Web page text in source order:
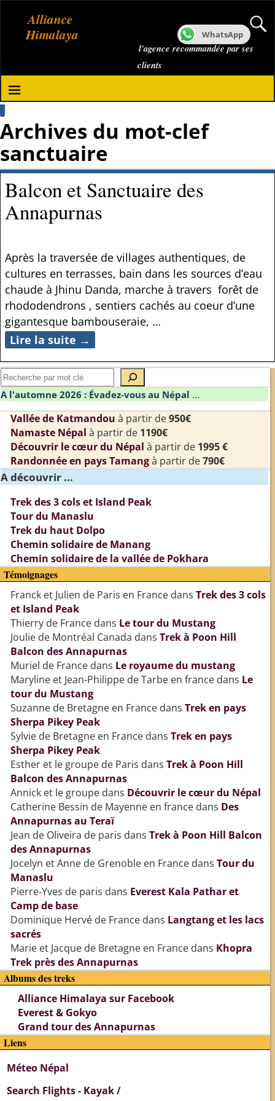
Alliance
Himalaya
l'agence recommandée par ses
clients
Archives du mot-clef
sanctuaire
Balcon et Sanctuaire des
Annapurnas
Après la traversée de villages authentiques, de
cultures en terrasses, bain dans les sources d’eau
chaude à Jhinu Danda, marche à travers forêt de
rhododendrons , sentiers cachés au coeur d’une
gigantesque bambouseraie, …
Lire la suite →
A l'automne 2026 : Évadez-vous au Népal ...
Vallée de Katmandou à partir de950€
Namaste Népal à partir de 1190€
Découvrir le cœur du Népal à partir de 1995 €
Randonnée en pays Tamangà partir de790€
A découvrir ...
Trek des 3 cols et Island Peak
Tour du Manaslu
Trek du haut Dolpo
Chemin solidaire de Manang
Chemin solidaire de la vallée de Pokhara
Témoignages
Franck et Julien de Paris en Francedans Trek des 3 cols
et Island Peak
Thierry de Francedans Le tour du Mustang
Joulie de Montréal Canada dans Trek à Poon Hill
Balcon des Annapurnas
Muriel de Francedans Le royaume du mustang
Maryline et Jean-Philippe de Tarbe en francedans Le
tour du Mustang
Suzanne de Bretagne en Francedans Trek en pays
Sherpa Pikey Peak
Sylvie de Bretagne en Francedans Trek en pays
Sherpa Pikey Peak
Esther et le groupe de Paris dans Trek à Poon Hill
Balcon des Annapurnas
Annick et le groupedans Découvrir le cœur du Népal
Catherine Bessin de Mayenne en francedans Des
Annapurnas au Teraï
Jean de Oliveira de paris dans Trek à Poon Hill Balcon
des Annapurnas
Jocelyn et Anne de Grenoble en Francedans Tour du
Manaslu
Pierre-Yves de paris dans Everest Kala Pathar et
Camp de base
Dominique Hervé de Francedans Langtang et les lacs
sacrés
Marie et Jacque de Bretagne en Francedans Khopra
Trek près des Annapurnas
Albums des treks
Alliance Himalaya sur Facebook
Everest & Gokyo
Grand tour des Annapurnas
Liens
Méteo Népal
Search Flights - Kayak/
WhatsApp